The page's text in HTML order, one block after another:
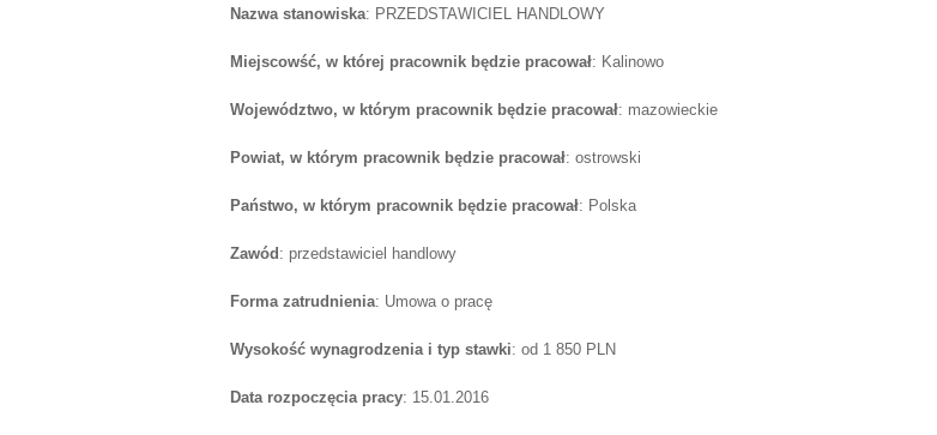
Nazwa stanowiska: PRZEDSTAWICIEL HANDLOWY
Miejscowść, w której pracownik będzie pracował: Kalinowo
Województwo, w którym pracownik będzie pracował: mazowieckie
Powiat, w którym pracownik będzie pracował: ostrowski
Państwo, w którym pracownik będzie pracował: Polska
Zawód : przedstawiciel handlowy
Forma zatrudnienia: Umowa o pracę
Wysokość wynagrodzenia i typ stawki: od 1 850 PLN
Data rozpoczęcia pracy: 15.01.2016